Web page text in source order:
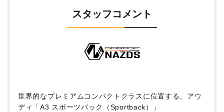
スタッフコメント
世界的なプレミアムコンパクトクラスに位置する、アウ
ディ「A3 スポーツバック（Sportback）」